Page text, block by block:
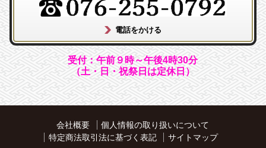
受付：午前９時～午後4時30分
（土・日・祝祭日は定休日）
会社概要
個人情報の取り扱いについて
特定商法取引法に基づく表記
サイトマップ